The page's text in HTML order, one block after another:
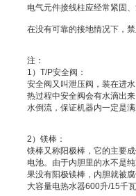
电气元件接线柱应经常紧固
在没有可靠的接地情况下，
注：
1 ） T/P安全阀：
安全阀又叫泄压阀 ，装在进
热过程中安全阀会有水滴出
水倒流，保证机器内一定是
2 ） 镁棒：
镁棒又称阳极棒 ，它的主要
电池。由于内胆里的水不是
果没有阳极镁棒，内胆就被
大容量电热水器600升/15千瓦